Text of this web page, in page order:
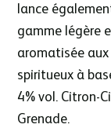
lance
gamme légère
aromatisée
spiritueux à
4% vol. Citron-
Grenade.